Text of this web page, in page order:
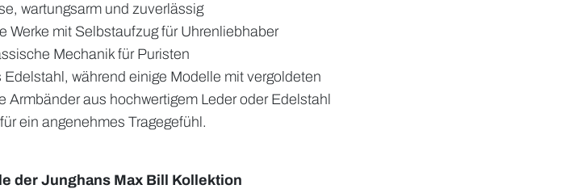
wartungsarm und zuverlässig
Werke mit Selbstaufzug für Uhrenliebhaber
Mechanik für Puristen
während einige Modelle mit vergoldeten
aus hochwertigem Leder oder Edelstahl
ein angenehmes Tragegefühl.
der Junghans Max Bill Kollektion